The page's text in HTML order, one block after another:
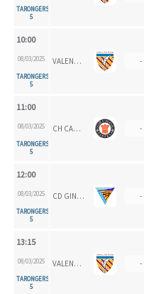
TARONGERS
5
10:00
08/03/2025
TARONGERS
5
VALENCIA CH 2024 -
11:00
08/03/2025
TARONGERS
5
CH CARPESA -
12:00
08/03/2025
TARONGERS
5
CD GINER CELESTE -
13:15
08/03/2025
TARONGERS
5
VALENCIA CH -